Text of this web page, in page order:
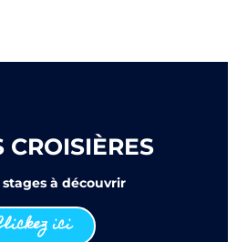
CROISIÈRES
stages à découvrir
ici